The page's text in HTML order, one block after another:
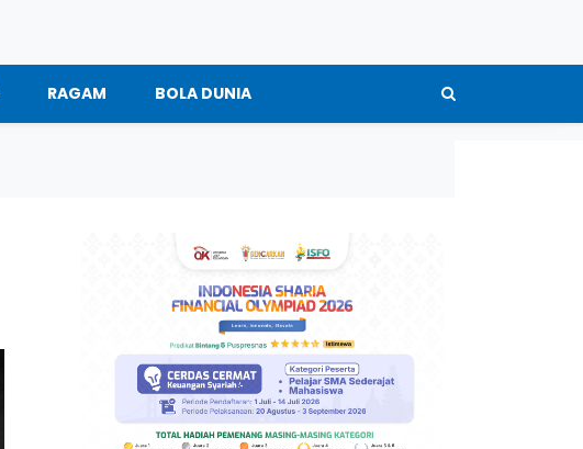
RAGAM BOLA DUNIA